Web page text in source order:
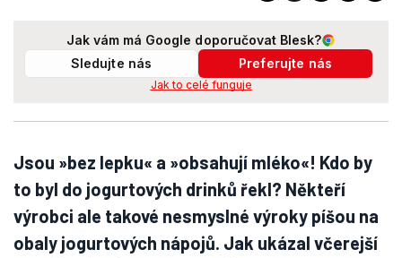
Jak vám má Google doporučovat Blesk?
Sledujte nás
Preferujte nás
Jak to celé funguje
Jsou »bez lepku« a »obsahují mléko«! Kdo by
to byl do jogurtových drinků řekl? Někteří
výrobci ale takové nesmyslné výroky píšou na
obaly jogurtových nápojů. Jak ukázal včerejší